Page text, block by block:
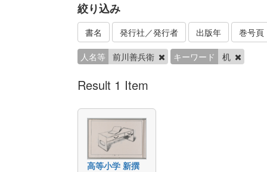
絞り込み
書名 発行社／発行者 出版年 巻号頁
人名等 前川善兵衛 キーワード 机
Result 1 Item
高等小学 新撰